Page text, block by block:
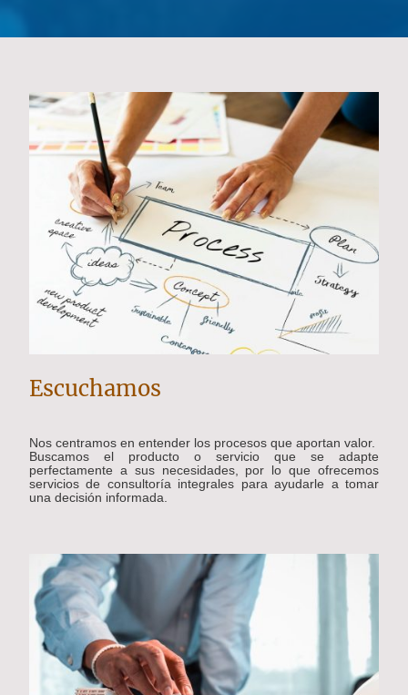
Escuchamos
Nos centramos en entender los procesos que aportan valor.
Buscamos el producto o servicio que se adapte
perfectamente a sus necesidades, por lo que ofrecemos
servicios de consultoría integrales para ayudarle a tomar
una decisión informada.